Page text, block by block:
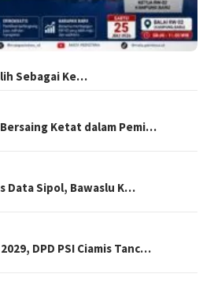
Sebagai Ke…
Ketat dalam Pemi…
Data Sipol, Bawaslu K…
DPD PSI Ciamis Tanc…